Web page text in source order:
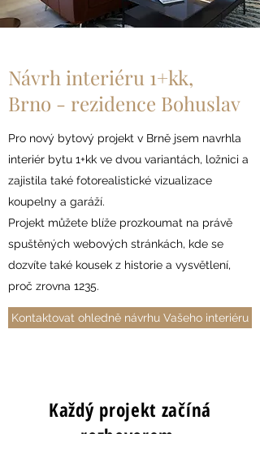
Návrh interiéru 1+kk,
Brno - rezidence Bohuslav
Pro nový bytový projekt v Brně jsem navrhla
interiér bytu 1+kk ve dvou variantách, ložnici a
zajistila také fotorealistické vizualizace
koupelny a garáží.
Projekt můžete blíže prozkoumat na právě
spuštěných webových stránkách, kde se
dozvíte také kousek z historie a vysvětlení,
proč zrovna 1235.
Kontaktovat ohledně návrhu Vašeho interiéru
Každý projekt začíná
rozhovorem.